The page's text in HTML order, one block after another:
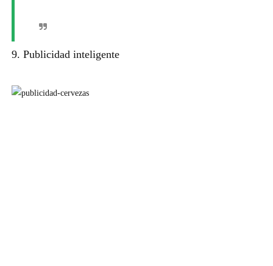
9. Publicidad inteligente